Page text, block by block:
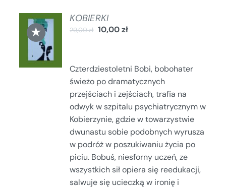
★
DODAJ
DO
KOSZYKA
/
SZCZEGÓŁY
KOBIERKI
29,00zł 10,00zł
Czterdziestoletni Bobi, bobohater
świeżo po dramatycznych
przejściach i zejściach, trafia na
odwyk w szpitalu psychiatrycznym w
Kobierzynie, gdzie w towarzystwie
dwunastu sobie podobnych wyrusza
w podróż w poszukiwaniu życia po
piciu. Bobuś, niesforny uczeń, ze
wszystkich sił opiera się reedukacji,
salwuje się ucieczką w ironię i